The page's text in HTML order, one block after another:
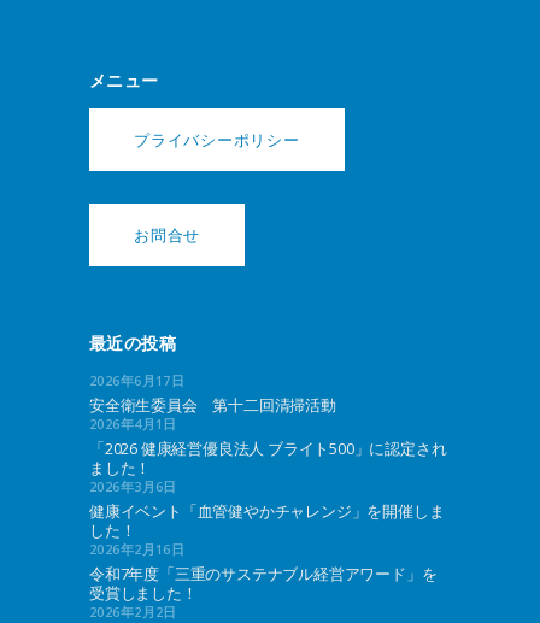
メニュー
プライバシーポリシー
お問合せ
最近の投稿
2026年6月17日
安全衛生委員会 第十二回清掃活動
2026年4月1日
「2026 健康経営優良法人 ブライト500」に認定され
ました！
2026年3月6日
健康イベント「血管健やかチャレンジ」を開催しま
した！
2026年2月16日
令和7年度「三重のサステナブル経営アワード」を
受賞しました！
2026年2月2日